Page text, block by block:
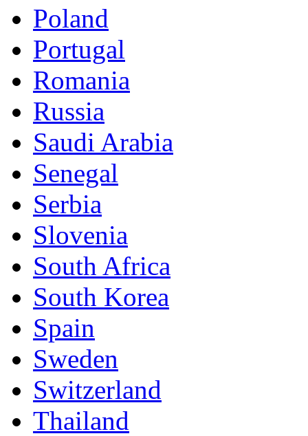
Poland
Portugal
Romania
Russia
Saudi Arabia
Senegal
Serbia
Slovenia
South Africa
South Korea
Spain
Sweden
Switzerland
Thailand